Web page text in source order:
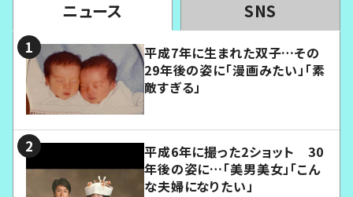
ニュース SNS
平成7年に生まれた双子…その
29年後の姿に「漫画みたい」「素
敵すぎる」
平成6年に撮った2ショット 30
年後の姿に…「美男美女」「こん
な夫婦になりたい」